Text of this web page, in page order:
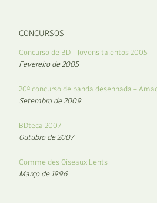
CONCURSOS
Concurso de BD – Jovens talentos 2005
Fevereiro de 2005
20º concurso de banda desenhada –
Setembro de 2009
BDteca 2007
Outubro de 2007
Comme des Oiseaux Lents
Março de 1996